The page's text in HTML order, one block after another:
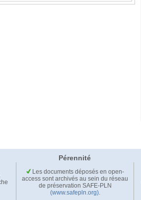
Pérennité
Les documents déposés en open-
access sont archivés au sein du réseau
de préservation SAFE-PLN
(www.safepln.org).